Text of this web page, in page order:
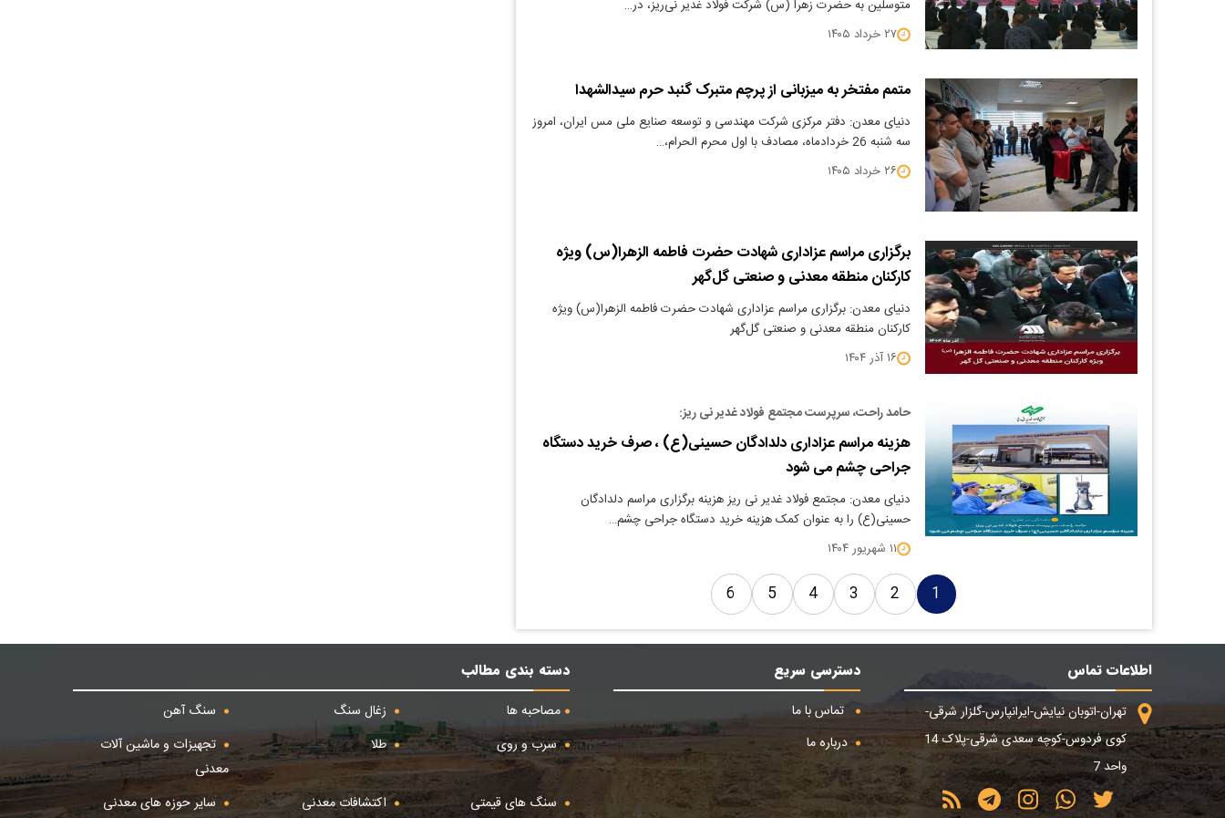
متوسلین به حضرت زهرا (س) شرکت فولاد غدیر نی‌ریز، در…
۲۷ خرداد ۱۴۰۵
متمم مفتخر به میزبانی از پرچم متبرک گنبد حرم سیدالشهدا
دنیای معدن: دفتر مرکزی شرکت مهندسی و توسعه صنایع ملی مس ایران،‌ امروز
سه شنبه 26 خردادماه،‌ مصادف با اول محرم الحرام،‌…
۲۶ خرداد ۱۴۰۵
برگزاری مراسم عزاداری شهادت حضرت فاطمه الزهرا(س) ویژه
کارکنان منطقه معدنی و صنعتی گل‌گهر
دنیای معدن: برگزاری مراسم عزاداری شهادت حضرت فاطمه الزهرا(س) ویژه
کارکنان منطقه معدنی و صنعتی گل‌گهر
۱۶ آذر ۱۴۰۴
حامد راحت، سرپرست مجتمع فولاد غدیر نی ریز:
هزینه مراسم عزاداری دلدادگان حسینی(ع) ، صرف خرید دستگاه
جراحی چشم می شود
دنیای معدن: مجتمع فولاد غدیر نی ریز هزینه برگزاری مراسم دلدادگان
حسینی(ع) را به عنوان کمک هزینه خرید دستگاه جراحی چشم…
۱۱ شهریور ۱۴۰۴
1
2
3
4
5
6
اطلاعات تماس
تهران-اتوبان نیایش-ایرانپارس-گلزار شرقی-
کوی فردوس-کوچه سعدی شرقی-پلاک 14
واحد 7
دسترسی سریع
تماس با ما
درباره ما
دسته بندی مطالب
مصاحبه ها
زغال سنگ
سنگ آهن
سرب و روی
طلا
تجهیزات و ماشین آلات
معدنی
سنگ های قیمتی
اکتشافات معدنی سایر حوزه های معدنی